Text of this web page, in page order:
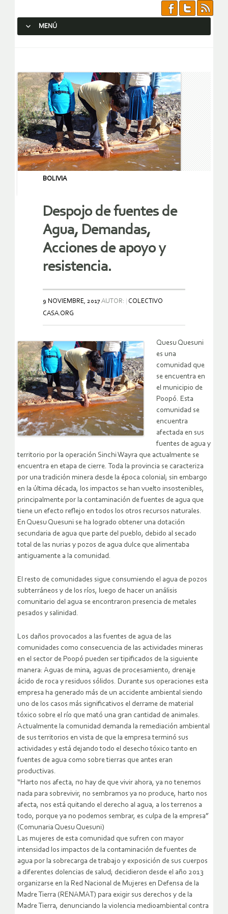
MENÚ
BOLIVIA
Despojo de fuentes de
Agua, Demandas,
Acciones de apoyo y
resistencia.
9 NOVIEMBRE, 2017AUTOR:
COLECTIVO
CASA.ORG
Quesu Quesuni
es una
comunidad que
se encuentra en
el municipio de
Poopó. Esta
comunidad se
encuentra
afectada en sus
fuentes de agua y
territorio por la operación Sinchi Wayra que actualmente se
encuentra en etapa de cierre. Toda la provincia se caracteriza
por una tradición minera desde la época colonial; sin embargo
en la última década, los impactos se han vuelto insostenibles,
principalmente por la contaminación de fuentes de agua que
tiene un efecto reflejo en todos los otros recursos naturales.
En Quesu Quesuni se ha logrado obtener una dotación
secundaria de agua que parte del pueblo, debido al secado
total de las nurias y pozos de agua dulce que alimentaba
antiguamente a la comunidad.
El resto de comunidades sigue consumiendo el agua de pozos
subterráneos y de los ríos, luego de hacer un análisis
comunitario del agua se encontraron presencia de metales
pesados y salinidad.
Los daños provocados a las fuentes de agua de las
comunidades como consecuencia de las actividades mineras
en el sector de Poopó pueden ser tipificados de la siguiente
manera: Aguas de mina, aguas de procesamiento, drenaje
ácido de roca y residuos sólidos. Durante sus operaciones esta
empresa ha generado más de un accidente ambiental siendo
uno de los casos más significativos el derrame de material
tóxico sobre el río que mató una gran cantidad de animales.
Actualmente la comunidad demanda la remediación ambiental
de sus territorios en vista de que la empresa terminó sus
actividades y está dejando todo el desecho tóxico tanto en
fuentes de agua como sobre tierras que antes eran
productivas.
“Harto nos afecta, no hay de que vivir ahora, ya no tenemos
nada para sobrevivir, no sembramos ya no produce, harto nos
afecta, nos está quitando el derecho al agua, a los terrenos a
todo, porque ya no podemos sembrar, es culpa de la empresa”
(Comunaria Quesu Quesuni)
Las mujeres de esta comunidad que sufren con mayor
intensidad los impactos de la contaminación de fuentes de
agua por la sobrecarga de trabajo y exposición de sus cuerpos
a diferentes dolencias de salud; decidieron desde el año 2013
organizarse en la Red Nacional de Mujeres en Defensa de la
Madre Tierra (RENAMAT) para exigir sus derechos y de la
Madre Tierra, denunciando la violencia medioambiental contra